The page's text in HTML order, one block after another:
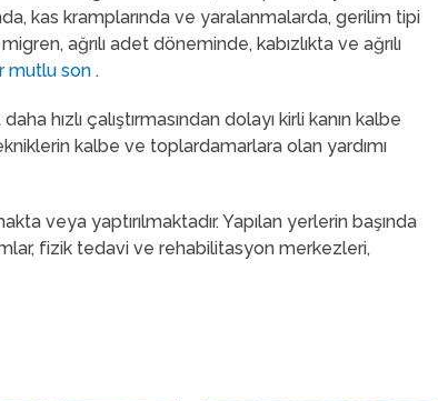
kas kramplarında ve yaralanmalarda, gerilim tipi
ağrılı adet döneminde, kabızlıkta ve ağrılı
mutlu son .
hızlı çalıştırmasından dolayı kirli kanın kalbe
kalbe ve toplardamarlara olan yardımı
veya yaptırılmaktadır. Yapılan yerlerin başında
fizik tedavi ve rehabilitasyon merkezleri,